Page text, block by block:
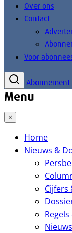
Over ons
Contact
Voor
Abonnement
Menu
×
Home
Nieuws &
Cijfers